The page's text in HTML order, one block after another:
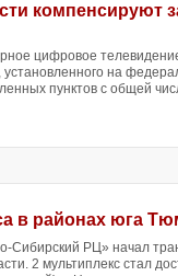
компенсируют
цифровое
на
пунктов с общей
в районах юга
РЦ» начал
2 мультиплекс стал